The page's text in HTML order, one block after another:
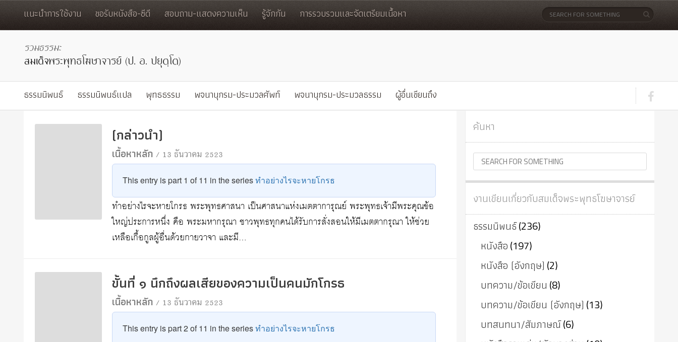
แนะนำการใช้งาน ขอรับหนังสือ-ซีดี สอบถาม-แสดงความเห็น รู้จักกัน การรวบรวมและจัดเตรียมเนื้อหา
ธรรมนิพนธ์ ธรรมนิพนธ์แปล พุทธธรรม พจนานุกรม-ประมวลศัพท์ พจนานุกรม-ประมวลธรรม ผู้อื่นเขียนถึง
(กล่าวนำ)
เนื้อหาหลัก/ 13 ธันวาคม 2523
This entry is part 1 of 11 in the seriesทำอย่างไรจะหายโกรธ
ทำอย่างไรจะหายโกรธ พระพุทธศาสนา เป็นศาสนาแห่งเมตตาการุณย์ พระพุทธเจ้ามีพระคุณข้อ
ใหญ่ประการหนึ่ง คือ พระมหากรุณา ชาวพุทธทุกคนได้รับการสั่งสอนให้มีเมตตากรุณา ให้ช่วย
เหลือเกื้อกูลผู้อื่นด้วยกายวาจา และมี…
ขั้นที่ ๑ นึกถึงผลเสียของความเป็นคนมักโกรธ
เนื้อหาหลัก/ 13 ธันวาคม 2523
This entry is part 2 of 11 in the seriesทำอย่างไรจะหายโกรธ
ค้นหา
งานเขียนเกี่ยวกับสมเด็จพระพุทธโฆษาจารย์
ธรรมนิพนธ์(236)
หนังสือ(197)
หนังสือ (อังกฤษ) (2)
บทความ/ข้อเขียน (8)
บทความ/ข้อเขียน (อังกฤษ) (13)
บทสนทนา/สัมภาษณ์(6)